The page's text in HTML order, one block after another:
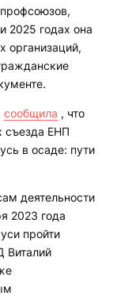
2025 годах она
организаций,
сообщила , что
съезда ЕНП
в осаде: пути
деятельности
2023 года
пройти
Виталий